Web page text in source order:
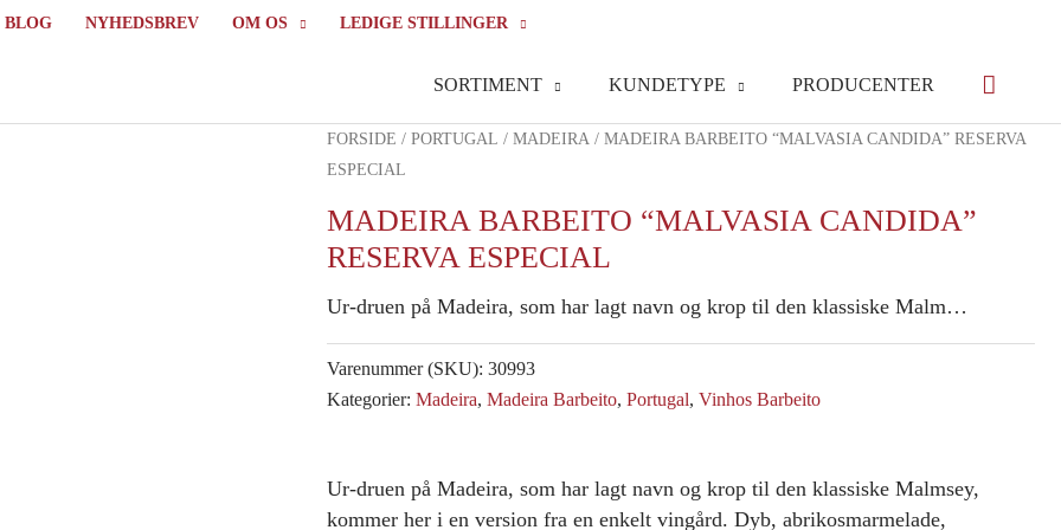
BLOG NYHEDSBREV OM OS LEDIGE STILLINGER
SORTIMENT KUNDETYPE PRODUCENTER
FORSIDE / PORTUGAL / MADEIRA / MADEIRA BARBEITO “MALVASIA CANDIDA” RESERVA
ESPECIAL
MADEIRA BARBEITO “MALVASIA CANDIDA”
RESERVA ESPECIAL
Ur-druen på Madeira, som har lagt navn og krop til den klassiske Malm…
Varenummer (SKU): 30993
Kategorier: Madeira, Madeira Barbeito, Portugal, Vinhos Barbeito
Ur-druen på Madeira, som har lagt navn og krop til den klassiske Malmsey,
kommer her i en version fra en enkelt vingård. Dyb, abrikosmarmelade,